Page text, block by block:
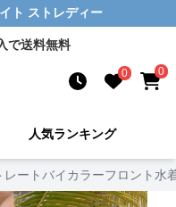
ト ストレディー
で送料無料
0 0
人気ランキング
レートバイカラーフロント水